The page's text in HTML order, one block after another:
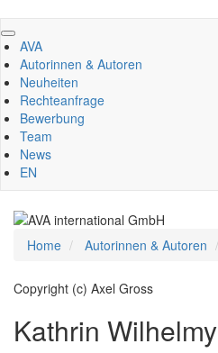
Direkt
zum
Inhalt
AVA
Autorinnen & Autoren
Neuheiten
Rechteanfrage
Bewerbung
Team
News
EN
Home Autorinnen & Autoren
Copyright (c) Axel Gross
Kathrin Wilhelmy